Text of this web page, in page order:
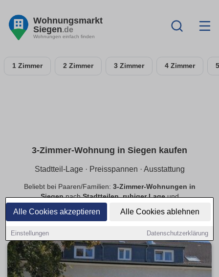
Alle Cookies akzeptieren Alle Cookies ablehnen
Einstellungen Datenschutzerklärung
Wohnungsmarkt
Siegen.de
Wohnungen einfach finden
1 Zimmer 2 Zimmer 3 Zimmer 4 Zimmer
3-Zimmer-Wohnung in Siegen kaufen
Stadtteil-Lage · Preisspannen · Ausstattung
Beliebt bei Paaren/Familien: 3-Zimmer-Wohnungen in
SiegennachStadtteilen,ruhiger Lageund
Balkon
provisionsfrei.